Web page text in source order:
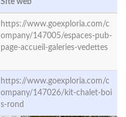
https://www.goexploria.com/c
ompany/147005/espaces-pub-
page-accueil-galeries-vedettes
https://www.goexploria.com/c
ompany/147026/kit-chalet-boi
s-rond